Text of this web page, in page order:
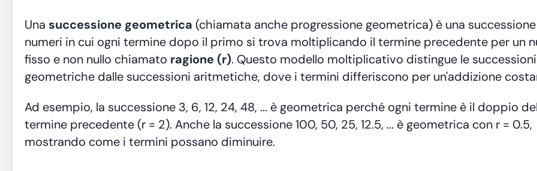
Una successione geometrica (chiamata anche progressione geometrica) è una
numeri in cui ogni termine dopo il primo si trova moltiplicando il termine precedente per un
fisso e non nullo chiamato ragione (r). Questo modello moltiplicativo distingue le successioni
geometriche dalle successioni aritmetiche, dove i termini differiscono per un'addizione
Ad esempio, la successione 3, 6, 12, 24, 48, ... è geometrica perché ogni termine è il doppio
termine precedente (r = 2). Anche la successione 100, 50, 25, 12.5, ... è geometrica con r = 0.5,
mostrando come i termini possano diminuire.